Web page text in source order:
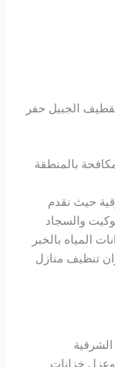
الجبيل حفر
بالمنطقة
حيث نقدم
والسجاد
المياه بالخبر
تنظيف منازل
خزانات